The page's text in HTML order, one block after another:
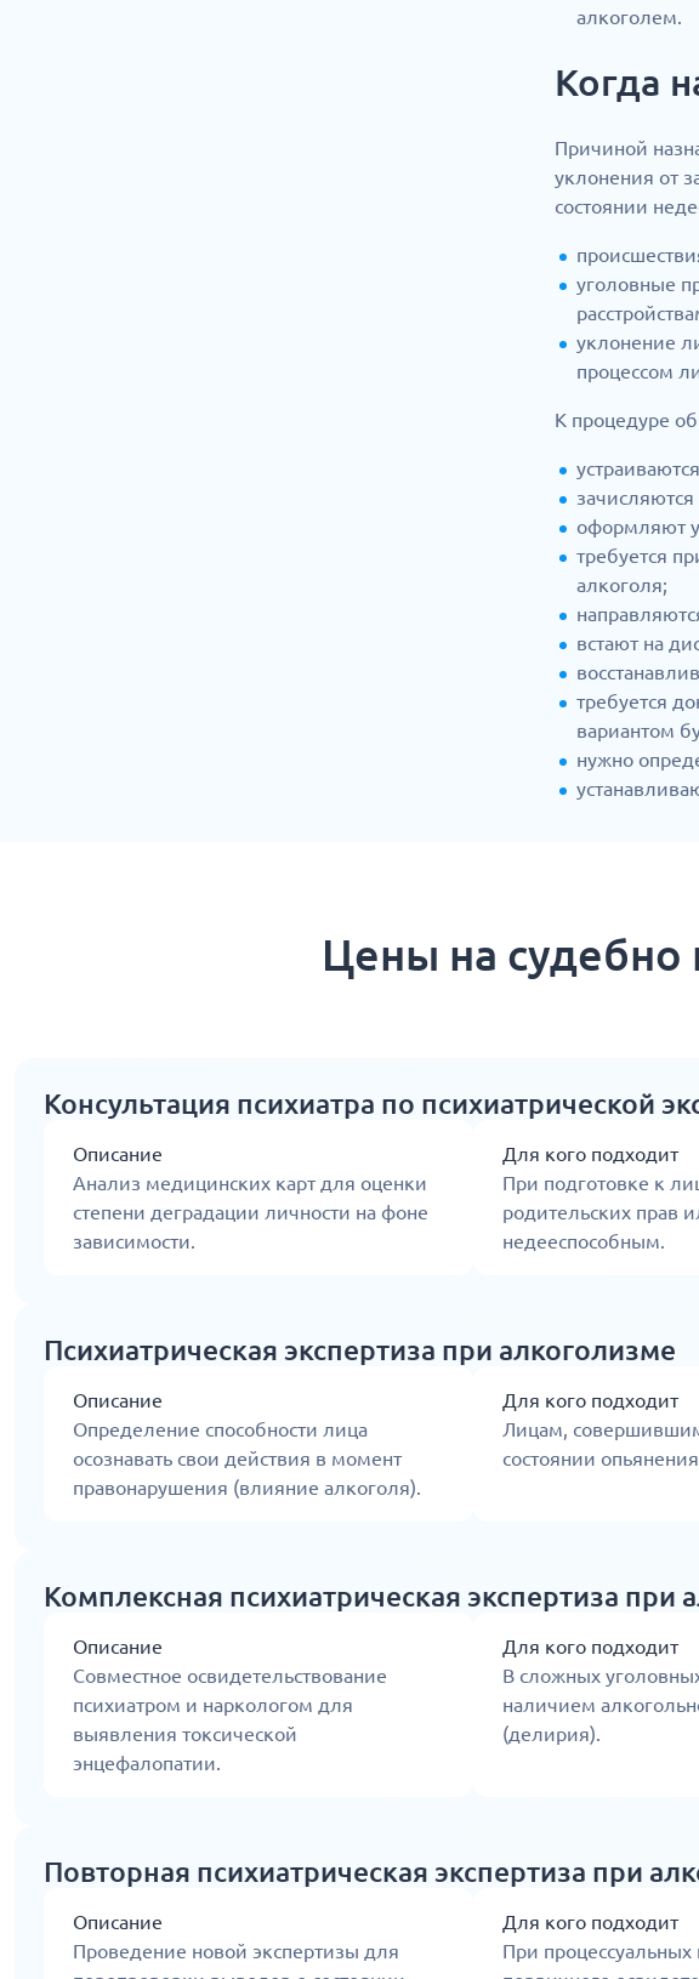
алкоголем.
Когда
Причиной
уклонения от
состоянии
уголовные
уклонение
процессом
К процедуре
оформляют
требуется
алкоголя;
встают на
требуется
вариантом
нужно
Цены на судебно
Консультация психиатра по психиатрической
Описание
Анализ медицинских карт для оценки
степени деградации личности на фоне
зависимости.
Для кого подходит
При подготовке к
родительских прав
недееспособным.
Психиатрическая экспертиза при алкоголизме
Описание
Определение способности лица
осознавать свои действия в момент
правонарушения (влияние алкоголя).
Для кого подходит
Лицам,
состоянии
Комплексная психиатрическая экспертиза при
Описание
Совместное освидетельствование
психиатром и наркологом для
выявления токсической
энцефалопатии.
Для кого подходит
В сложных
наличием
(делирия).
Повторная психиатрическая экспертиза при
Описание
Проведение новой экспертизы для
Для кого подходит
При